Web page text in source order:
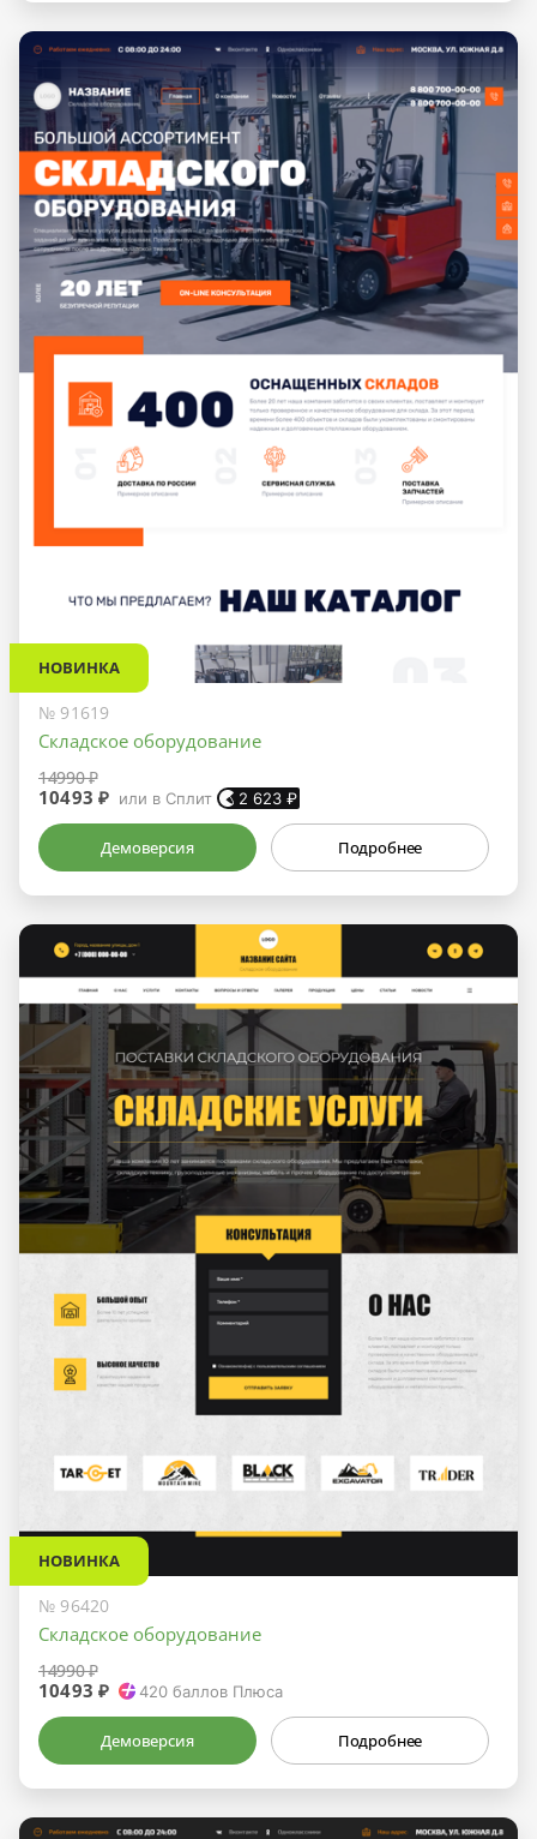
НОВИНКА
№ 91619
Складское оборудование
14990 ₽
10493 ₽ или в Сплит 2 623 ₽
Демоверсия Подробнее
НОВИНКА
№ 96420
Складское оборудование
14990 ₽
10493 ₽ 420 баллов Плюса
Демоверсия Подробнее